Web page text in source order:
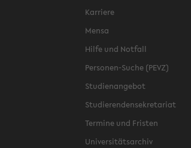
Karriere
Mensa
Hilfe und Notfall
Personen-Suche (PEVZ)
Studienangebot
Studierendensekretariat
Termine und Fristen
Universitätsarchiv